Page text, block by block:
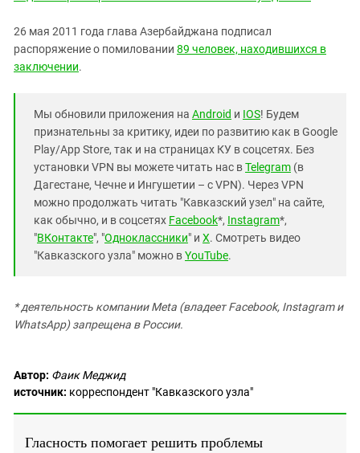
26 мая 2011 года глава Азербайджана подписал
распоряжение о помиловании 89 человек, находившихся в
заключении.
Мы обновили приложения на Android и IOS! Будем
признательны за критику, идеи по развитию как в Google
Play/App Store, так и на страницах КУ в соцсетях. Без
установки VPN вы можете читать нас вTelegram (в
Дагестане, Чечне и Ингушетии – с VPN). Через VPN
можно продолжать читать "Кавказский узел" на сайте,
как обычно, и в соцсетях Facebook*, Instagram*,
"ВКонтакте", "Одноклассники" и X. Смотреть видео
"Кавказского узла" можно вYouTube.
* деятельность компании Meta (владеет Facebook, Instagram и
WhatsApp) запрещена в России.
Автор: Фаик Меджид
источник: корреспондент "Кавказского узла"
Гласность помогает решить проблемы